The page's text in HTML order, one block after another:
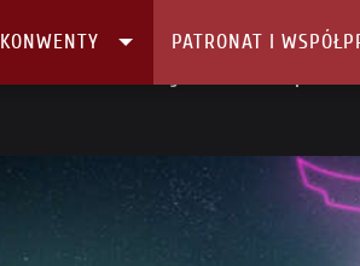
KONWENTY PATRONAT I